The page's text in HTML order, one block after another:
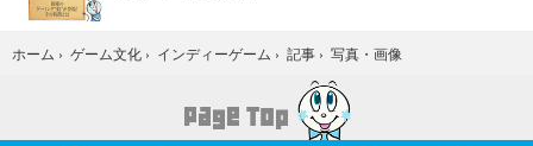
ホーム › ゲーム文化 › インディーゲーム › 記事 › 写真・画像